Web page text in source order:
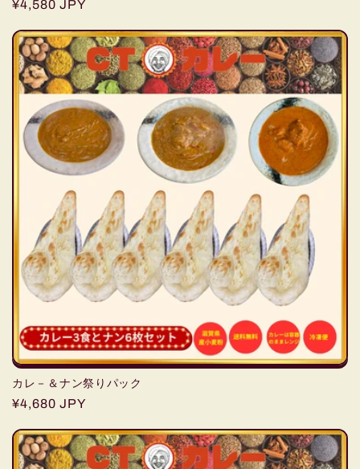
通
価
格
¥4,580 JPY
カレ－＆ナン祭りパック
通
価
格
¥4,680 JPY